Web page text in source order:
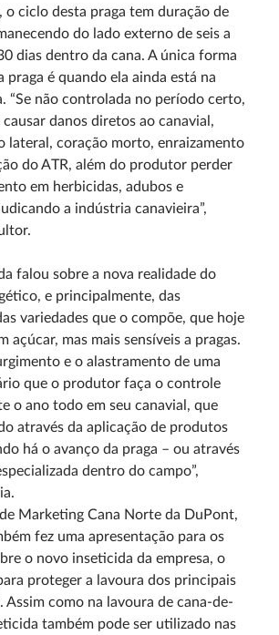
o ciclo desta praga tem duração de
do lado externo de seis a
dias dentro da cana. A única forma
praga é quando ela ainda está na
“Se não controlada no período certo,
danos diretos ao canavial,
lateral, coração morto, enraizamento
do ATR, além do produtor perder
em herbicidas, adubos e
a indústria canavieira”,
falou sobre a nova realidade do
e principalmente, das
variedades que o compõe, que hoje
açúcar, mas mais sensíveis a pragas.
e o alastramento de uma
que o produtor faça o controle
o ano todo em seu canavial, que
através da aplicação de produtos
há o avanço da praga – ou através
dentro do campo”,
Marketing Cana Norte da DuPont,
fez uma apresentação para os
o novo inseticida da empresa, o
proteger a lavoura dos principais
Assim como na lavoura de cana-de-
também pode ser utilizado nas